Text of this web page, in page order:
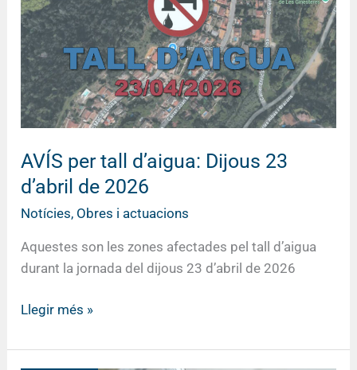
AVÍS per tall d’aigua: Dijous 23
d’abril de 2026
Notícies, Obres i actuacions
Aquestes son les zones afectades pel tall d’aigua
durant la jornada del dijous 23 d’abril de 2026
Dijous
23
d’abril
de
2026
Llegir més »